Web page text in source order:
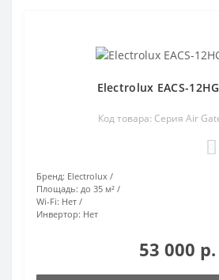
Electrolux EACS-
Код товара: Серия Air
Бренд: Electrolux
Площадь: до 35 м²
Wi-Fi: Нет
Инвертор: Нет
53 000 р.